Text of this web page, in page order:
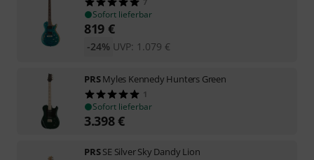
Sofort lieferbar
819 €
UVP: 1.079 €
-24%
PRSMyles Kennedy Hunters Green
1
Sofort lieferbar
3.398€
PRSSE Silver Sky Dandy Lion